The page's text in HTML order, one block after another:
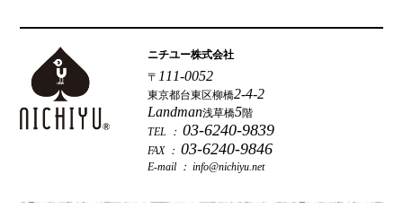
ニチユー株式会社
〒 111-0052
東京都台東区柳橋2-4-2
Landman浅草橋5階
TEL ： 03-6240-9839
FAX ： 03-6240-9846
E-mail ： info@nichiyu.net